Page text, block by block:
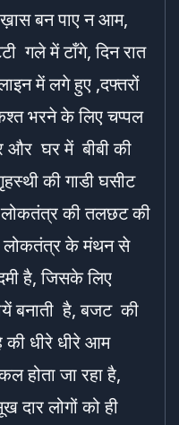
बन पाए न आम,
गले में टाँगे, दिन रात
में लगे हुए ,दफ्तरों
भरने के लिए चप्पल
और घर में बीबी की
की गाडी घसीट
की तलछट की
लोकतंत्र के मंथन से
है, जिसके लिए
बनाती है, बजट की
की धीरे धीरे आम
होता जा रहा है,
लोगों को ही